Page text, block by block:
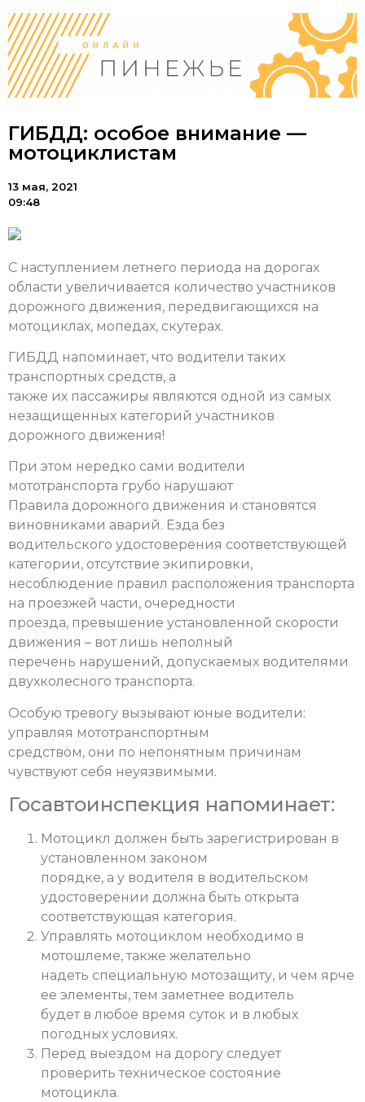
ГИБДД: особое внимание —
мотоциклистам
13 мая, 2021
09:48
С наступлением летнего периода на дорогах
области увеличивается количество участников
дорожного движения, передвигающихся на
мотоциклах, мопедах, скутерах.
ГИБДД напоминает, что водители таких
транспортных средств, а
также их пассажиры являются одной из самых
незащищенных категорий участников
дорожного движения!
При этом нередко сами водители
мототранспорта грубо нарушают
Правила дорожного движения и становятся
виновниками аварий. Езда без
водительского удостоверения соответствующей
категории, отсутствие экипировки,
несоблюдение правил расположения транспорта
на проезжей части, очередности
проезда, превышение установленной скорости
движения – вот лишь неполный
перечень нарушений, допускаемых водителями
двухколесного транспорта.
Особую тревогу вызывают юные водители:
управляя мототранспортным
средством, они по непонятным причинам
чувствуют себя неуязвимыми.
Госавтоинспекция напоминает:
Мотоцикл должен быть зарегистрирован в
установленном законом
порядке, а у водителя в водительском
удостоверении должна быть открыта
соответствующая категория.
Управлять мотоциклом необходимо в
мотошлеме, также желательно
надеть специальную мотозащиту, и чем ярче
ее элементы, тем заметнее водитель
будет в любое время суток и в любых
погодных условиях.
Перед выездом на дорогу следует
проверить техническое состояние
мотоцикла.